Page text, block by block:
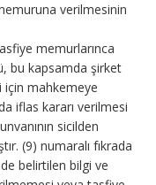
verilmesinin
memurlarınca
bu kapsamda şirket
için mahkemeye
iflas kararı verilmesi
sicilden
(9) numaralı fıkrada
belirtilen bilgi ve